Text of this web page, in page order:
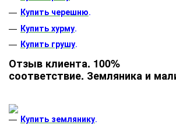
Купить черешню.
Купить хурму.
Купить грушу.
Отзыв клиента. 100%
соответствие. Земляника и
Купить землянику.